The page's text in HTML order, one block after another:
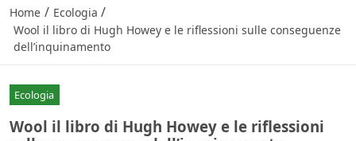
Home / Ecologia /
Wool il libro di Hugh Howey e le riflessioni sulle conseguenze
dell’inquinamento
Ecologia
Wool il libro di Hugh Howey e le riflessioni